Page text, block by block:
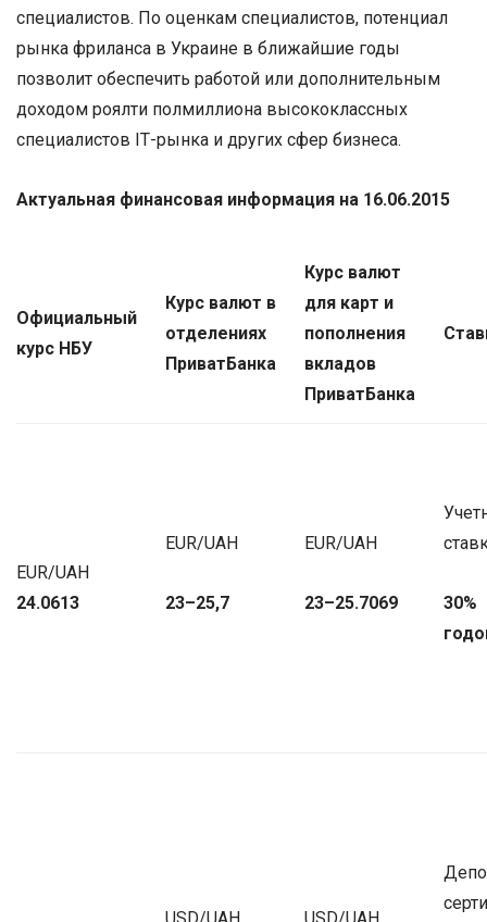
специалистов. По оценкам специалистов, потенциал
рынка фриланса в Украине в ближайшие годы
позволит обеспечить работой или дополнительным
доходом роялти полмиллиона высококлассных
специалистов ІТ-рынка и других сфер бизнеса.
Актуальная финансовая информация на 16.06.2015
Официальный
курс НБУ
Курс валют в
отделениях
ПриватБанка
Курс валют
для карт и
пополнения
вкладов
ПриватБанка
EUR/UAH
24.0613
EUR/UAH
23–25,7
EUR/UAH
23–25.7069
30%